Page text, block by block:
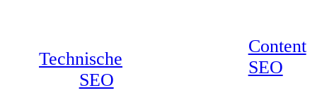
Technische
SEO
Content
SEO